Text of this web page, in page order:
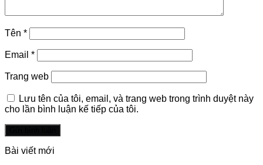
Tên *
Email *
Trang web
Lưu tên của tôi, email, và trang web trong trình duyệt này
cho lần bình luận kế tiếp của tôi.
Bài viết mới